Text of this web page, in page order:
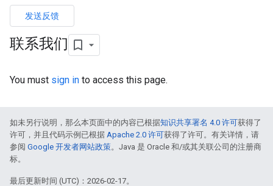
发送反馈
联系我们
You must sign in to access this page.
如未另行说明，那么本页面中的内容已根据知识共享署名 4.0 许可获得了
许可，并且代码示例已根据 Apache 2.0 许可获得了许可。有关详情，请
参阅 Google 开发者网站政策。Java 是 Oracle 和/或其关联公司的注册商
标。
最后更新时间 (UTC)：2026-02-17。